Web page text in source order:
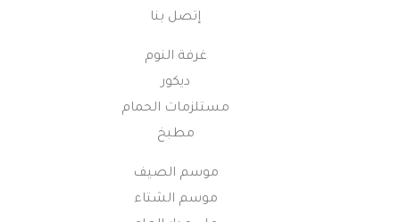
إتصل بنا
غرفة النوم
ديكور
مستلزمات الحمام
مطبخ
موسم الصيف
موسم الشتاء